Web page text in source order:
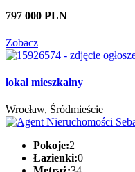
797 000 PLN
Zobacz
lokal mieszkalny
Wrocław, Śródmieście
Pokoje:2
Łazienki:0